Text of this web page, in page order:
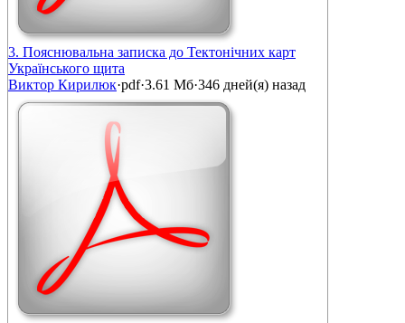
3. Пояснювальна записка до Тектонічних карт
Українського щита
Виктор Кирилюк·pdf·3.61 Мб·346 дней(я) назад